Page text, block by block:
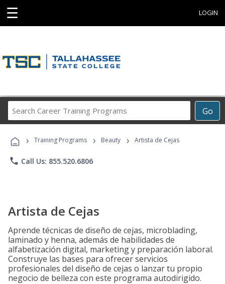
☰ LOGIN
Go
Career
Programs
› Training Programs › Beauty › Artista de Cejas
phone Call Us: 855.520.6806
Artista de Cejas
Aprende técnicas de diseño de cejas, microblading,
laminado y henna, además de habilidades de
alfabetización digital, marketing y preparación laboral.
Construye las bases para ofrecer servicios
profesionales del diseño de cejas o lanzar tu propio
negocio de belleza con este programa autodirigido.